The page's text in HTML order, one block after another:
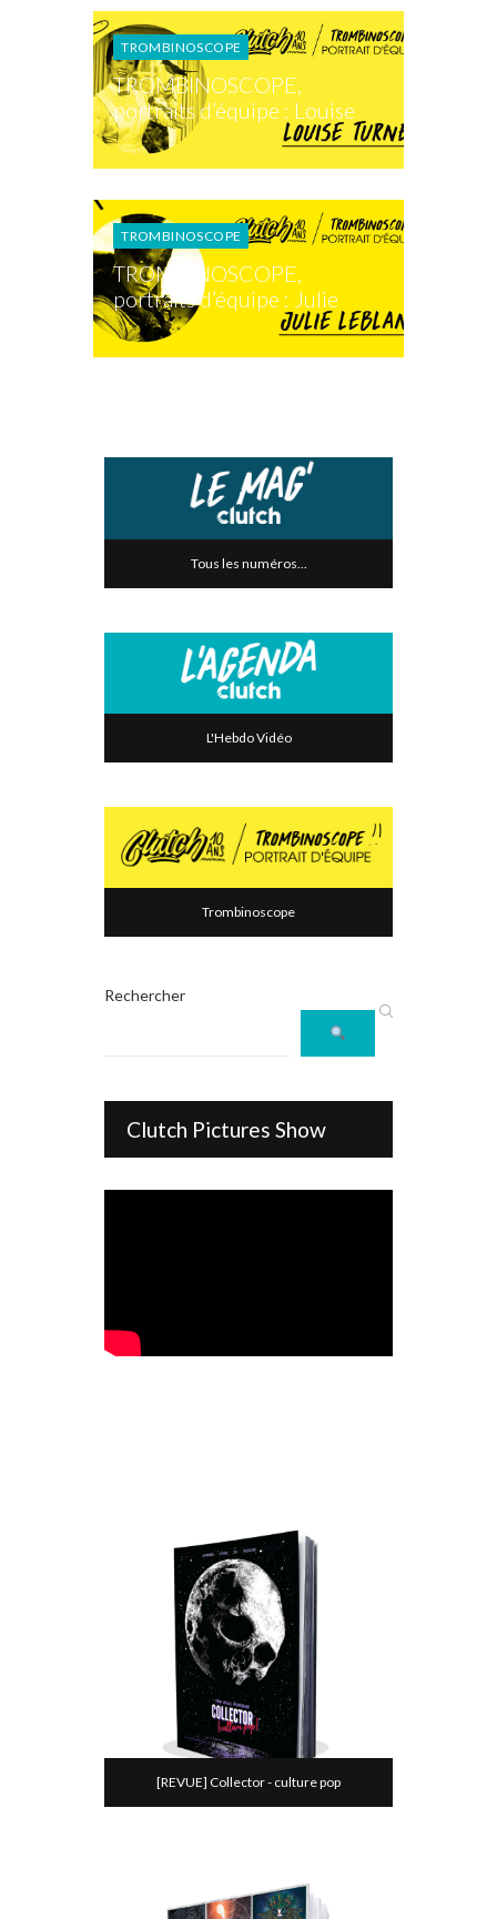
TROMBINOSCOPE
TROMBINOSCOPE,
portraits d’équipe : Louise
TROMBINOSCOPE
TROMBINOSCOPE,
portraits d’équipe : Julie
Tous les numéros...
L'Hebdo Vidéo
Trombinoscope
Rechercher
Clutch Pictures Show
[REVUE] Collector - culture pop